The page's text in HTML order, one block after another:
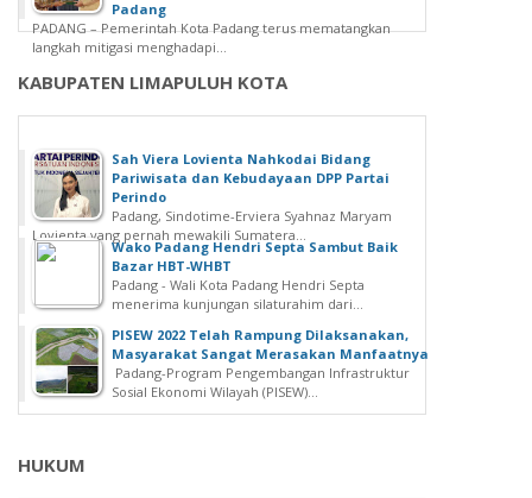
Padang
PADANG – Pemerintah Kota Padang terus mematangkan
langkah mitigasi menghadapi...
KABUPATEN LIMAPULUH KOTA
Sah Viera Lovienta Nahkodai Bidang
Pariwisata dan Kebudayaan DPP Partai
Perindo
Padang, Sindotime-Erviera Syahnaz Maryam
Lovienta yang pernah mewakili Sumatera...
Wako Padang Hendri Septa Sambut Baik
Bazar HBT-WHBT
Padang - Wali Kota Padang Hendri Septa
menerima kunjungan silaturahim dari...
PISEW 2022 Telah Rampung Dilaksanakan,
Masyarakat Sangat Merasakan Manfaatnya
Padang-Program Pengembangan Infrastruktur
Sosial Ekonomi Wilayah (PISEW)...
HUKUM